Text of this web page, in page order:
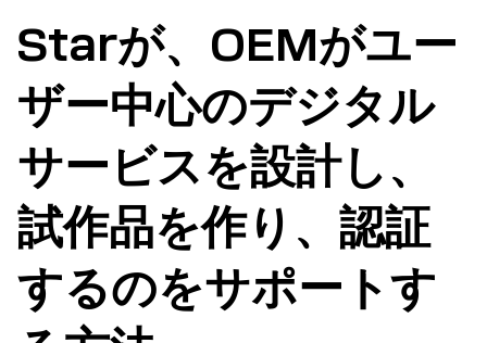
Starが、OEMがユー
ザー中心のデジタル
サービスを設計し、
試作品を作り、認証
するのをサポートす